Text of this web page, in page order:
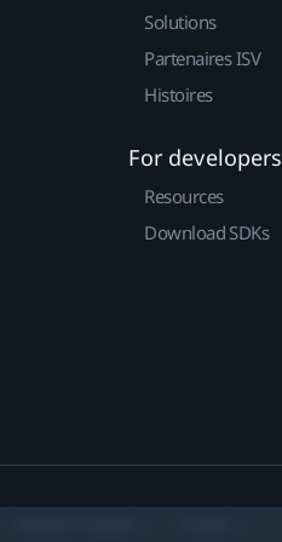
Solutions
Partenaires ISV
Histoires
For developers
Resources
Download SDKs